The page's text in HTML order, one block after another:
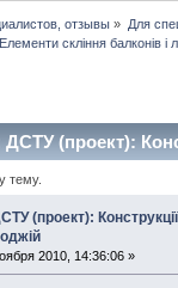
отзывы » Для
скління балконів і
(проект):
тему.
(проект):
2010, 14:36:06 »